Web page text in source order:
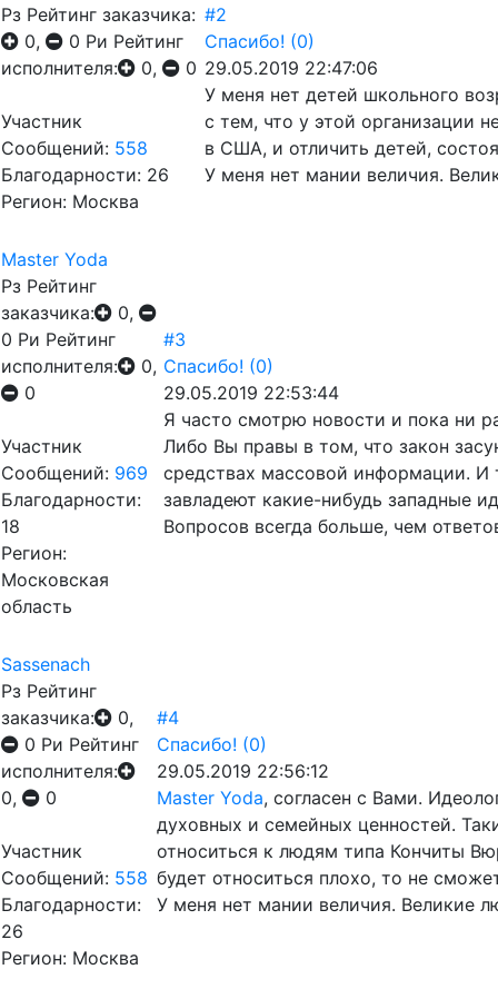
Рз Рейтинг заказчика:
0,
0 Ри Рейтинг
исполнителя:
0, 0
Участник
Сообщений: 558
Благодарности: 26
Регион: Москва
#2
Спасибо! (0)
29.05.2019 22:47:06
У меня нет детей школьного
с тем, что у этой организации
в США, и отличить детей,
У меня нет мании величия.
Master Yoda
Рз Рейтинг
заказчика:
0,
0 Ри Рейтинг
исполнителя:
0,
0
Участник
Сообщений: 969
Благодарности:
18
Регион:
Московская
область
#3
Спасибо! (0)
29.05.2019 22:53:44
Я часто смотрю новости и пока ни
Либо Вы правы в том, что закон
средствах массовой информации. И
завладеют какие-нибудь западные
Вопросов всегда больше, чем
Sassenach
Рз Рейтинг
заказчика:
0,
0 Ри Рейтинг
исполнителя:
0,
0
Участник
Сообщений: 558
Благодарности:
26
Регион: Москва
#4
Спасибо! (0)
29.05.2019 22:56:12
Master Yoda, согласен с Вами.
духовных и семейных ценностей.
относиться к людям типа Кончиты
будет относиться плохо, то не
У меня нет мании величия. Великие